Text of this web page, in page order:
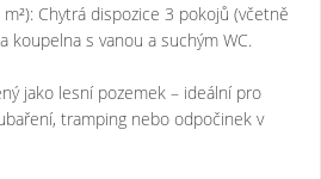
Chytrá dispozice 3 pokojů (včetně
koupelna s vanou a suchým WC.
jako lesní pozemek – ideální pro
tramping nebo odpočinek v